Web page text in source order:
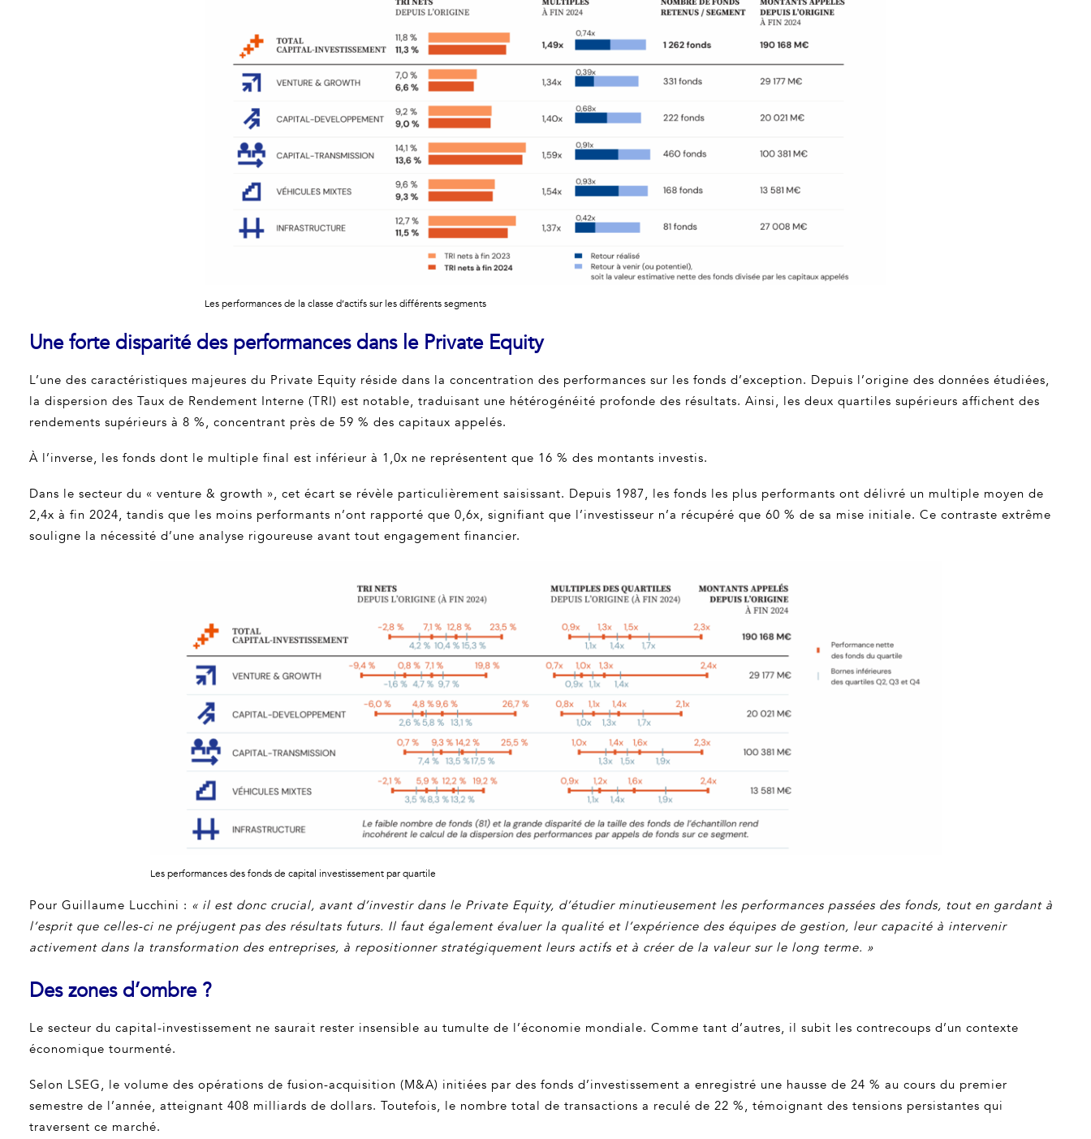
Les performances de la classe d’actifs sur les différents segments
Une forte disparité des performances dans le Private Equity
L’une des caractéristiques majeures du Private Equity réside dans la concentration des performances sur les fonds d’exception. Depuis l’origine des données étudiées,
la dispersion des Taux de Rendement Interne (TRI) est notable, traduisant une hétérogénéité profonde des résultats. Ainsi, les deux quartiles supérieurs affichent des
rendements supérieurs à 8 %, concentrant près de 59 % des capitaux appelés.
À l’inverse, les fonds dont le multiple final est inférieur à 1,0x ne représentent que 16 % des montants investis.
Dans le secteur du « venture & growth », cet écart se révèle particulièrement saisissant. Depuis 1987, les fonds les plus performants ont délivré un multiple moyen de
2,4x à fin 2024, tandis que les moins performants n’ont rapporté que 0,6x, signifiant que l’investisseur n’a récupéré que 60 % de sa mise initiale. Ce contraste extrême
souligne la nécessité d’une analyse rigoureuse avant tout engagement financier.
Les performances des fonds de capital investissement par quartile
Pour Guillaume Lucchini : « il est donc crucial, avant d’investir dans le Private Equity, d’étudier minutieusement les performances passées des fonds, tout en gardant à
l’esprit que celles-ci ne préjugent pas des résultats futurs. Il faut également évaluer la qualité et l’expérience des équipes de gestion, leur capacité à intervenir
activement dans la transformation des entreprises, à repositionner stratégiquement leurs actifs et à créer de la valeur sur le long terme. »
Des zones d’ombre ?
Le secteur du capital-investissement ne saurait rester insensible au tumulte de l’économie mondiale. Comme tant d’autres, il subit les contrecoups d’un contexte
économique tourmenté.
Selon LSEG, le volume des opérations de fusion-acquisition (M&A) initiées par des fonds d’investissement a enregistré une hausse de 24 % au cours du premier
semestre de l’année, atteignant 408 milliards de dollars. Toutefois, le nombre total de transactions a reculé de 22 %, témoignant des tensions persistantes qui
traversent ce marché.